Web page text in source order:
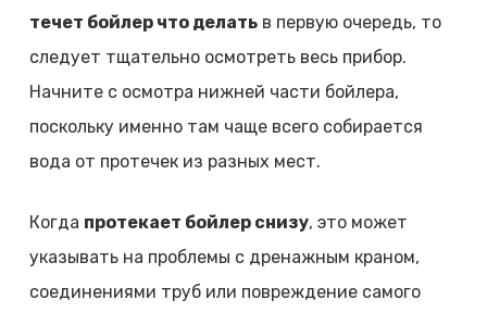
течет бойлер что делатьв первую очередь, то
следует тщательно осмотреть весь прибор.
Начните с осмотра нижней части бойлера,
поскольку именно там чаще всего собирается
вода от протечек из разных мест.
Когда протекает бойлер снизу, это может
указывать на проблемы с дренажным краном,
соединениями труб или повреждение самого